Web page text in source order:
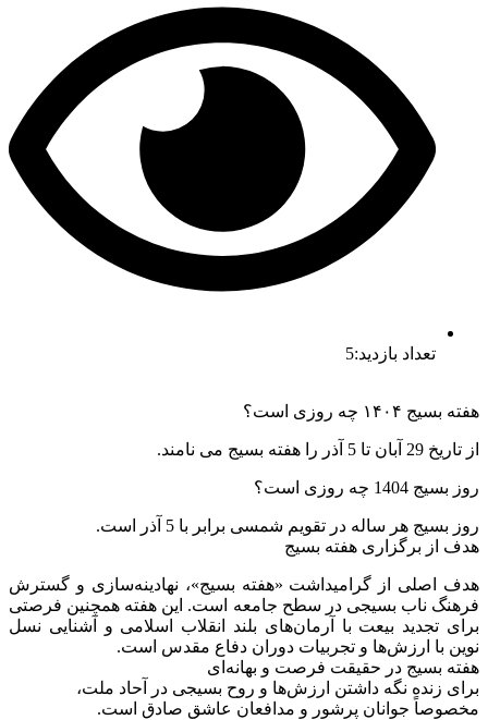
تعداد بازدید:5
هفته بسیج ۱۴۰۴ چه روزی است؟
از تاریخ 29 آبان تا 5 آذر را هفته بسیج می نامند.
روز بسیج 1404 چه روزی است؟
روز بسیج هر ساله در تقویم شمسی برابر با 5 آذر است.
هدف از برگزاری هفته بسیج
هدف اصلی از گرامیداشت «هفته بسیج»، نهادینه‌سازی و گسترش
فرهنگ ناب بسیجی در سطح جامعه است. این هفته همچنین فرصتی
برای تجدید بیعت با آرمان‌های بلند انقلاب اسلامی و آشنایی نسل
نوین با ارزش‌ها و تجربیات دوران دفاع مقدس است.
هفته بسیج در حقیقت فرصت و بهانه‌ای
برای زنده نگه داشتن ارزش‌ها و روح بسیجی در آحاد ملت،
مخصوصاً جوانان پرشور و مدافعان عاشق صادق است.